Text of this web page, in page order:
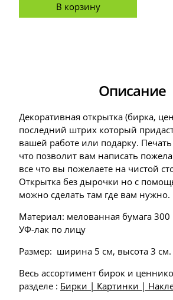
В корзину
Описание
Декоративная открытка (бирка,
последний штрих который
вашей работе или подарку.
что позволит вам написать
все что вы пожелаете на чистой
Открытка без дырочки но с
можно сделать там где вам нужно.
Материал: мелованная бумага
УФ-лак по лицу
Размер: ширина 5 см, высота 3 см.
Весь ассортимент бирок и
разделе : Бирки | Картинки |